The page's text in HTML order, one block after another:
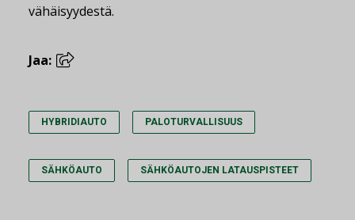
vähäisyydestä.
Jaa:
HYBRIDIAUTO PALOTURVALLISUUS
SÄHKÖAUTO SÄHKÖAUTOJEN LATAUSPISTEET